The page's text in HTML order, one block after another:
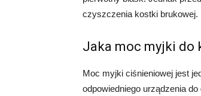
czyszczenia kostki brukowej.
Jaka moc myjki do
Moc myjki ciśnieniowej jest
odpowiedniego urządzenia